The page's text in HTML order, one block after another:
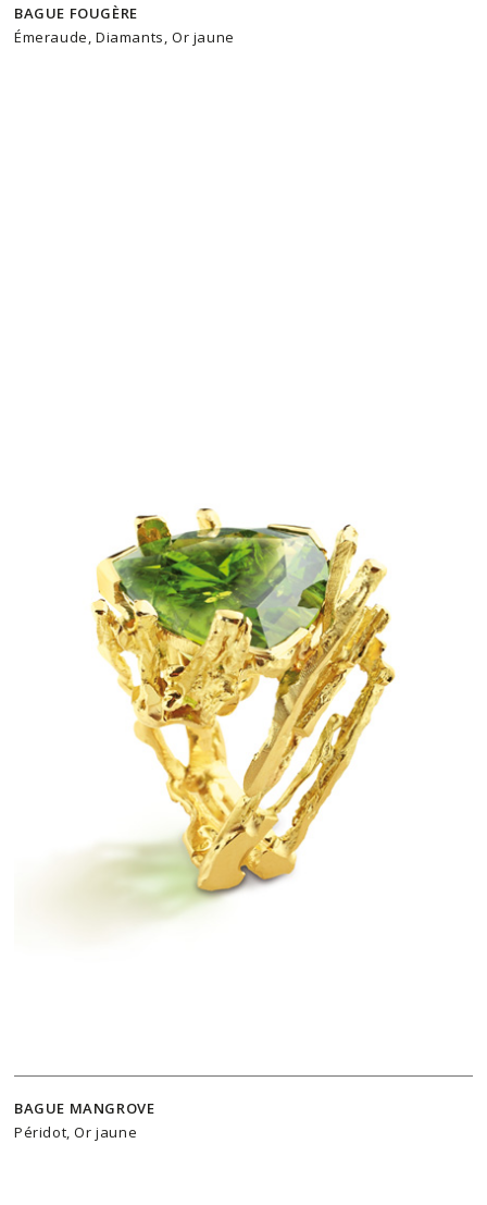
BAGUE FOUGÈRE
Émeraude, Diamants, Or jaune
BAGUE MANGROVE
Péridot, Or jaune